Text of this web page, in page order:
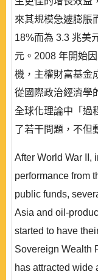
來其規模急遽膨脹
18%而為 3.3 兆美
元。2008 年開始
機，主權財富基金
從國際政治經濟學
全球化理論中「過
了若干問題，不但
After World War II,
performance from
public funds,
Asia and oil-
started to have
Sovereign Wealth
has attracted wide